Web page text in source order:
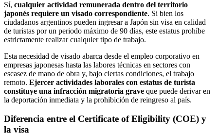
Sí, cualquier actividad remunerada dentro del territorio
japonés requiere un visado correspondiente. Si bien los
ciudadanos argentinos pueden ingresar a Japón sin visa en calidad
de turistas por un periodo máximo de 90 días, este estatus prohíbe
estrictamente realizar cualquier tipo de trabajo.
Esta necesidad de visado abarca desde el empleo corporativo en
empresas japonesas hasta las labores técnicas en sectores con
escasez de mano de obra y, bajo ciertas condiciones, el trabajo
remoto. Ejercer actividades laborales con estatus de turista
constituye una infracción migratoria grave que puede derivar en
la deportación inmediata y la prohibición de reingreso al país.
Diferencia entre el Certificate of Eligibility (COE) y
la visa